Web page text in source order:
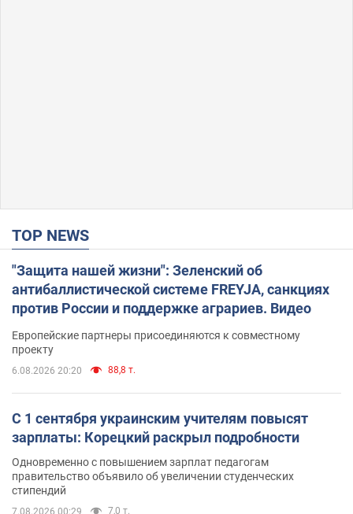
TOP NEWS
"Защита нашей жизни": Зеленский об
антибаллистической системе FREYJA, санкциях
против России и поддержке аграриев. Видео
Европейские партнеры присоединяются к совместному
проекту
6.08.2026 20:20 88,8 т.
С 1 сентября украинским учителям повысят
зарплаты: Корецкий раскрыл подробности
Одновременно с повышением зарплат педагогам
правительство объявило об увеличении студенческих
стипендий
7.08.2026 00:29 7,0 т.